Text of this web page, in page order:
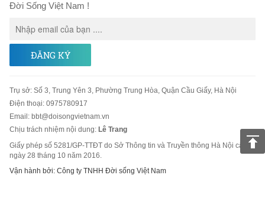
Đời Sống Việt Nam !
ĐĂNG KÝ
Trụ sở: Số 3, Trung Yên 3, Phường Trung Hòa, Quận Cầu Giấy, Hà Nội
Điện thoại: 0975780917
Email : bbt@doisongvietnam.vn
Chịu trách nhiệm nội dung: Lê Trang
Giấy phép số 5281/GP-TTĐT do Sở Thông tin và Truyền thông Hà Nội cấp
ngày 28 tháng 10 năm 2016.
Vận hành bởi: Công ty TNHH Đời sống Việt Nam